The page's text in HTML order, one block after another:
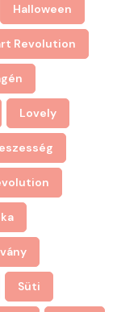
Halloween
Revolution
Lovely
Süti